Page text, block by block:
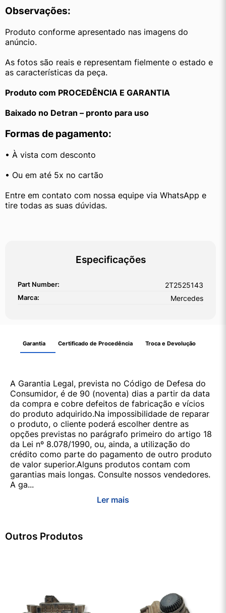
Observações:
Produto conforme apresentado nas imagens do
anúncio.
As fotos são reais e representam fielmente o estado e
as características da peça.
Produto com PROCEDÊNCIA E GARANTIA
Baixado no Detran – pronto para uso
Formas de pagamento:
• À vista com desconto
• Ou em até 5x no cartão
Entre em contato com nossa equipe via WhatsApp e
tire todas as suas dúvidas.
Especificações
Part Number: 2T2525143
Marca: Mercedes
Garantia Certificado de Procedência Troca e Devolução
A Garantia Legal, prevista no Código de Defesa do
Consumidor, é de 90 (noventa) dias a partir da data
da compra e cobre defeitos de fabricação e vícios
do produto adquirido.Na impossibilidade de reparar
o produto, o cliente poderá escolher dentre as
opções previstas no parágrafo primeiro do artigo 18
da Lei nº 8.078/1990, ou, ainda, a utilização do
crédito como parte do pagamento de outro produto
de valor superior.Alguns produtos contam com
garantias mais longas. Consulte nossos vendedores.
A ga...
Ler mais
Outros Produtos